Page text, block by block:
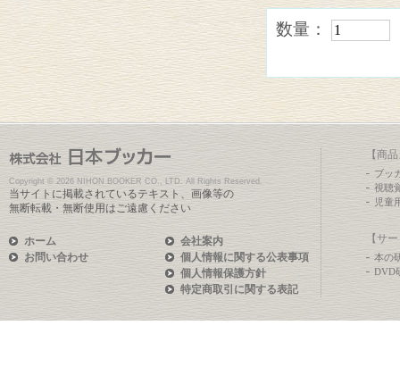
数量：
Copyright © 2026 NIHON BOOKER CO., LTD. All Rights Reserved.
当サイトに掲載されているテキスト、画像等の
無断転載・無断使用はご遠慮ください
ホーム
お問い合わせ
会社案内
個人情報に関する公表事項
個人情報保護方針
特定商取引に関する表記
【商
ブッ
視聴
児童
【サ
本の
DVD